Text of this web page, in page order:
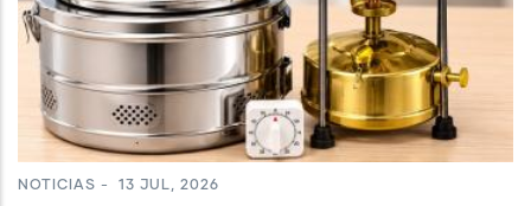
NOTICIAS - 13 JUL, 2026